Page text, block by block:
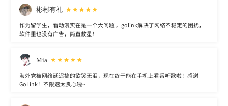
彬彬有礼
作为留学生，看动漫实在是一个大问题 ，golink解决了网络不稳定的困扰，
软件里也没有广告，简直救星！
Mia
海外党被网络延迟搞的欲哭无泪，现在终于能在手机上看番听歌啦！感谢
GoLink！不限速太良心啦~